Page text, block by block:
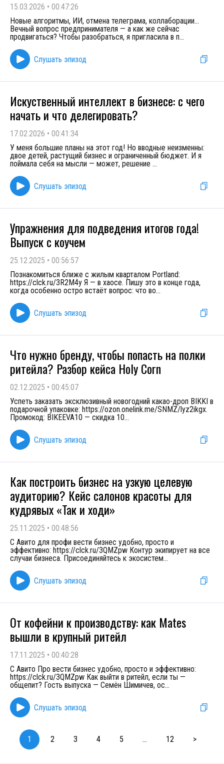
15.03.2026 • 00:47:26
Новые алгоритмы, ИИ, отмена телеграма, коллаборации…
Вечный вопрос предпринимателя — а как же сейчас
продвигаться? Чтобы разобраться, я пригласила в п...
Слушать эпизод
Искуственный интеллект в бизнесе: с чего
начать и что делегировать?
17.02.2026 • 00:41:34
У меня большие планы на этот год! Но вводные неизменны:
двое детей, растущий бизнес и ограниченный бюджет. И я
поймала себя на мысли — может, решение ...
Слушать эпизод
Упражнения для подведения итогов года!
Выпуск с коучем
25.12.2025 • 00:56:57
Познакомиться ближе с жилым кварталом Portland:
https://clck.ru/3R2M4y Я — в хаосе. Пишу это в конце года,
когда особенно остро встаёт вопрос: что во...
Слушать эпизод
Что нужно бренду, чтобы попасть на полки
ритейла? Разбор кейса Holy Corn
02.12.2025 • 00:45:07
Успеть заказать эксклюзивный новогодний какао-дроп BIKKI в
подарочной упаковке: https://ozon.onelink.me/SNMZ/lyz2ikgx.
Промокод: BIKEEVA10 — скидка 10...
Слушать эпизод
Как построить бизнес на узкую целевую
аудиторию? Кейс салонов красоты для
кудрявых «Так и ходи»
25.11.2025 • 00:48:56
С Авито для профи вести бизнес удобно, просто и
эффективно: https://clck.ru/3QMZpw Контур экипирует на все
случаи бизнеса. Присоединяйтесь к экосистем...
Слушать эпизод
От кофейни к производству: как Mates
вышли в крупный ритейл
17.11.2025 • 00:40:28
С Авито Про вести бизнес удобно, просто и эффективно:
https://clck.ru/3QMZpw Как выйти в ритейл, если ты —
общепит? Гость выпуска — Семён Шимичев, ос...
Слушать эпизод
1 2 3 4 5 ... 12 >